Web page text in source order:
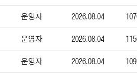
운영자 2026.08.04
운영자 2026.08.04
운영자 2026.08.04